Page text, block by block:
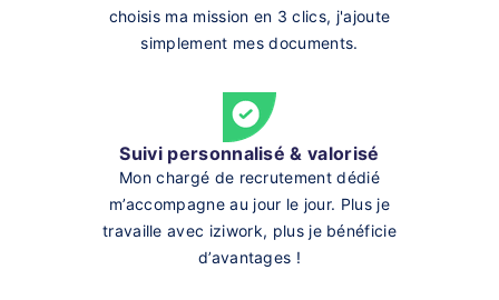
choisis ma mission en 3 clics, j'ajoute
simplement mes documents.
Suivi personnalisé & valorisé
Mon chargé de recrutement dédié
m’accompagne au jour le jour. Plus je
travaille avec iziwork, plus je bénéficie
d’avantages !